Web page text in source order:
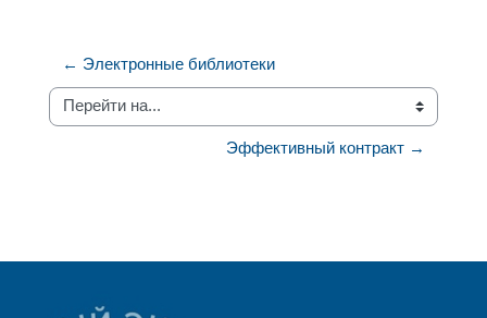
← Электронные библиотеки
Перейти на...
Эффективный контракт →